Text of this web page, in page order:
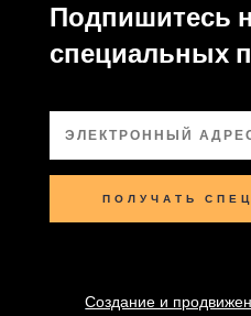
Подпишитесь
специальных
ПОЛУЧАТЬ
Создание и